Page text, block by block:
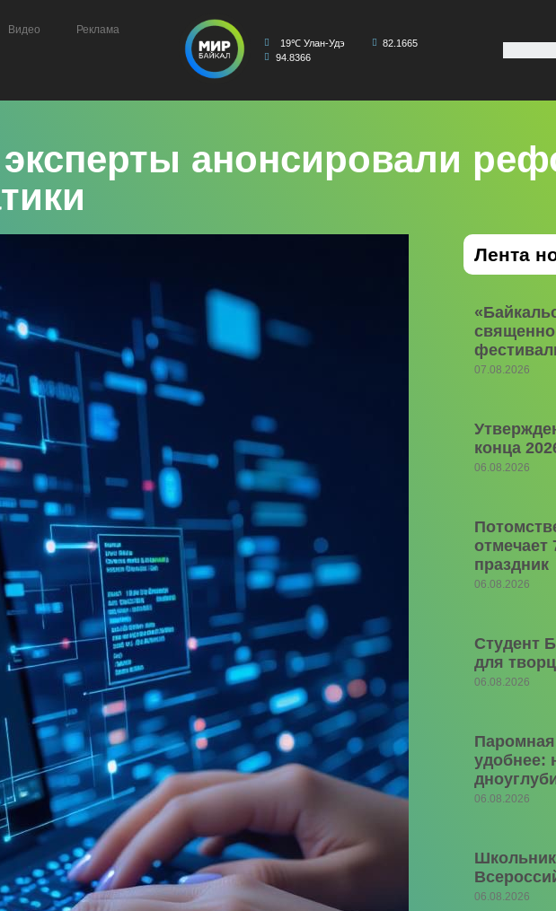
Видео Реклама
19℃ Улан-Удэ
82.1665
94.8366
анонсировали
Лента
07.08.2026
конца
06.08.2026
отмечает
праздник
06.08.2026
Студент
для
06.08.2026
удобнее:
06.08.2026
06.08.2026